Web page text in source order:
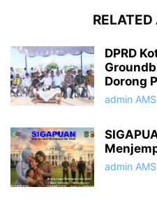
DPRD
Dorong
admin AMS
admin AMS